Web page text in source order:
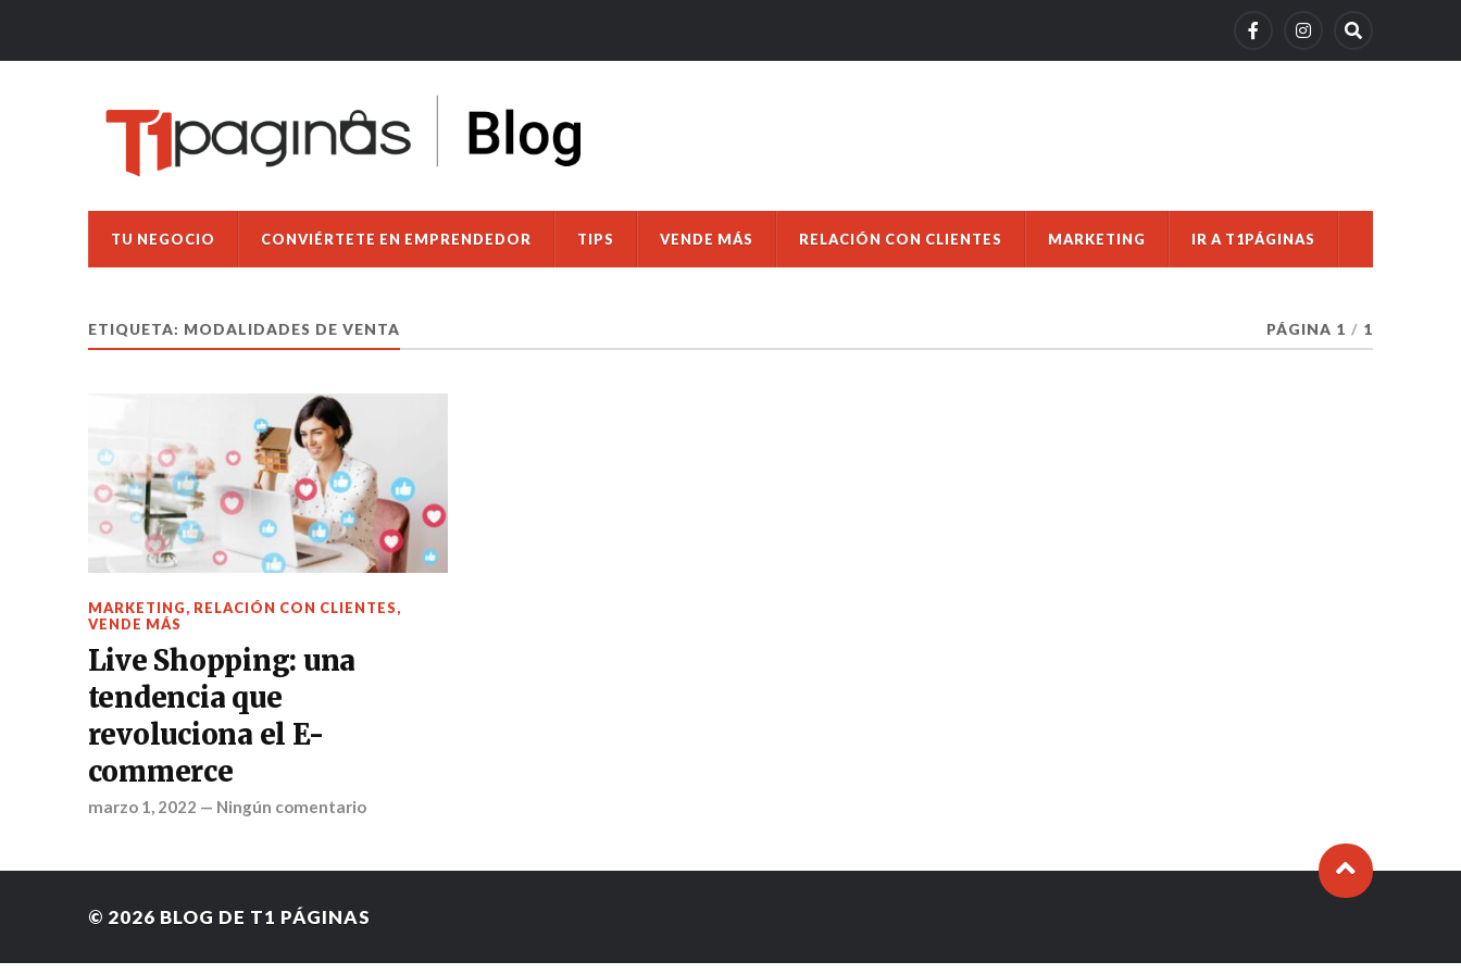
TU NEGOCIO CONVIÉRTETE EN EMPRENDEDOR TIPS VENDE MÁS RELACIÓN CON CLIENTES MARKETING IR A T1PÁGINAS
ETIQUETA: MODALIDADES DE VENTA PÁGINA 1 / 1
MARKETING, RELACIÓN CON CLIENTES,
VENDE MÁS
Live Shopping: una
tendencia que
revoluciona el E-
commerce
marzo 1, 2022 — Ningún comentario
© 2026 BLOG DE T1 PÁGINAS